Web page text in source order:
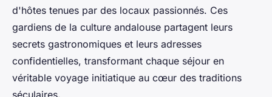
d'hôtes tenues par des locaux passionnés. Ces
gardiens de la culture andalouse partagent leurs
secrets gastronomiques et leurs adresses
confidentielles, transformant chaque séjour en
véritable voyage initiatique au cœur des traditions
séculaires.